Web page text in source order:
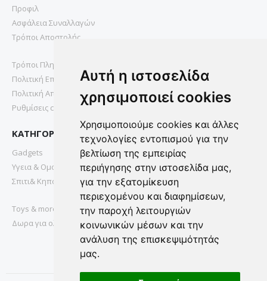
Αυτή η ιστοσελίδα
χρησιμοποιεί cookies
Χρησιμοποιούμε cookies και άλλες
τεχνολογίες εντοπισμού για την
βελτίωση της εμπειρίας
περιήγησης στην ιστοσελίδα μας,
για την εξατομίκευση
περιεχομένου και διαφημίσεων,
την παροχή λειτουργιών
κοινωνικών μέσων και την
ανάλυση της επισκεψιμότητάς
μας.
Προφιλ
Ασφάλεια Συναλλαγών
Τρόποι Αποστολής
Τρόποι Πληρωμής
Πολιτική Επιστροφών
Πολιτική Απορρήτου
Ρυθμίσεις cookies
ΚΑΤΗΓΟΡΙΕΣ
Gadgets
Υγεια & Ομορφια
Σπιτι& Κηπος
Toys & more
Δωρα για ολους